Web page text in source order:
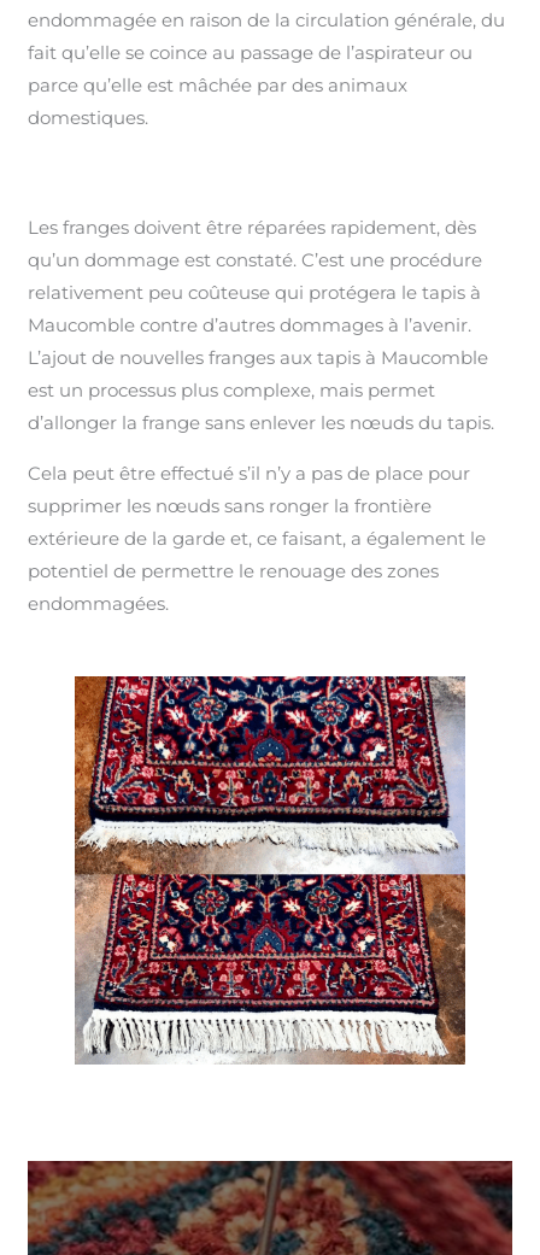
endommagée en raison de la circulation générale, du
fait qu’elle se coince au passage de l’aspirateur ou
parce qu’elle est mâchée par des animaux
domestiques.
Les franges doivent être réparées rapidement, dès
qu’un dommage est constaté. C’est une procédure
relativement peu coûteuse qui protégera le tapis à
Maucomble contre d’autres dommages à l’avenir.
L’ajout de nouvelles franges aux tapis à Maucomble
est un processus plus complexe, mais permet
d’allonger la frange sans enlever les nœuds du tapis.
Cela peut être effectué s’il n’y a pas de place pour
supprimer les nœuds sans ronger la frontière
extérieure de la garde et, ce faisant, a également le
potentiel de permettre le renouage des zones
endommagées.